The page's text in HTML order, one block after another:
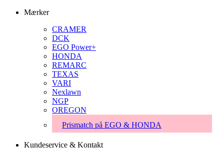
Mærker
CRAMER
DCK
EGO Power+
HONDA
REMARC
TEXAS
VARI
Nexlawn
NGP
OREGON
Prismatch på EGO & HONDA
Kundeservice & Kontakt